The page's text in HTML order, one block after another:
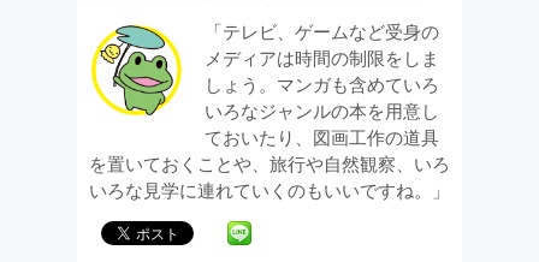
「テレビ、ゲームなど受身の
メディアは時間の制限をしま
しょう。マンガも含めていろ
いろなジャンルの本を用意し
ておいたり、図画工作の道具
を置いておくことや、旅行や自然観察、いろ
いろな見学に連れていくのもいいですね。」